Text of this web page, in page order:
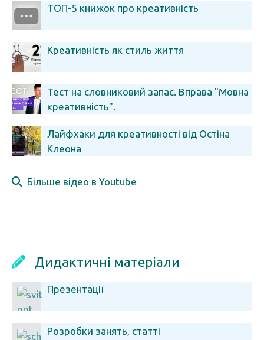
ТОП-5 книжок про креативність
Креативність як стиль життя
Тест на словниковий запас. Вправа "Мовна
креативність".
Лайфхаки для креативності від Остіна
Клеона
Більше відео в Youtube
Дидактичні матеріали
Презентації
Розробки занять, статті